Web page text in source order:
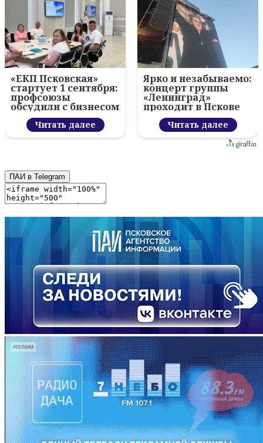
«ЕКП Псковская»
стартует 1 сентября:
профсоюзы
обсудили с бизнесом
новый цифровой
проектЧитать далее
Ярко и незабываемо:
концерт группы
«Ленинград»
проходит в Пскове
Читать далее
ПАИ в Telegram